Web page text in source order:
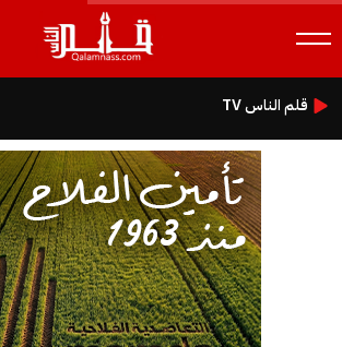
قلم الناس TV